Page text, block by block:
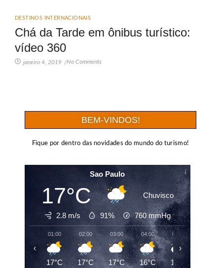
DESTINOS INTERNACIONAIS
Chá da Tarde em ônibus turístico:
vídeo 360
janeiro 4, 2019 /No Comments
BEM-VINDOS!
Fique por dentro das novidades do mundo do turismo!
Sao Paulo
17°C Chuvisco
2.8 m/s 91% 760mmHg
01:00
17°C
02:00
17°C
03:00
17°C
04:00
16°C
05:00
16°C
‹ ›